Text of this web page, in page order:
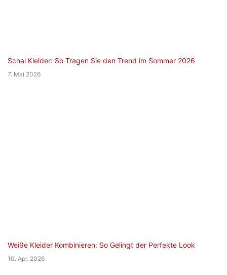
Schal Kleider: So Tragen Sie den Trend im Sommer 2026
7. Mai 2026
Weiße Kleider Kombinieren: So Gelingt der Perfekte Look
10. Apr. 2026